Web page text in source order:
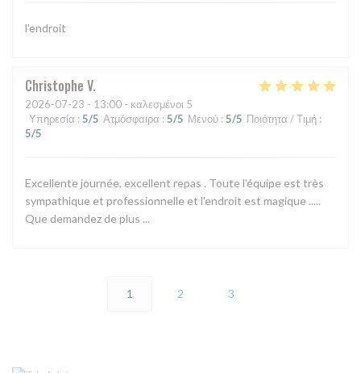
l'endroit
Christophe V
2026-07-23 - 13:00 - καλεσμένοι 5
Υπηρεσία : 5/5 Ατμόσφαιρα : 5/5 Μενού : 5/5 Ποιότητα / Τιμή :
5/5
Excellente journée, excellent repas . Toute l'équipe est très
sympathique et professionnelle et l'endroit est magique .....
Que demandez de plus ...
1 2 3